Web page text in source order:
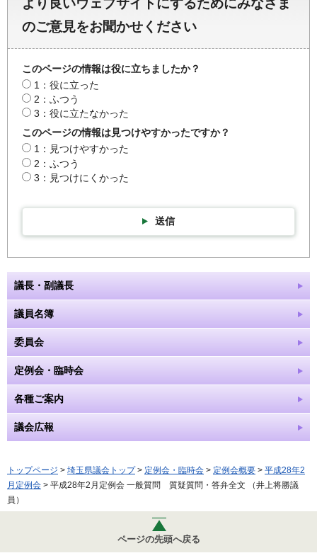
より良いウェブサイトにするためにみなさま
のご意見をお聞かせください
このページの情報は役に立ちましたか？
1：役に立った
2：ふつう
3：役に立たなかった
このページの情報は見つけやすかったですか？
1：見つけやすかった
2：ふつう
3：見つけにくかった
送信
議長・副議長
議員名簿
委員会
定例会・臨時会
各種ご案内
議会広報
トップページ > 埼玉県議会トップ> 定例会・臨時会 > 定例会概要 > 平成28年2
月定例会 > 平成28年2月定例会 一般質問 質疑質問・答弁全文 （井上将勝議
員）
ページの先頭へ戻る